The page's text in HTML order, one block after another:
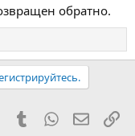
обратно.
PinterestTumblr WhatsApp